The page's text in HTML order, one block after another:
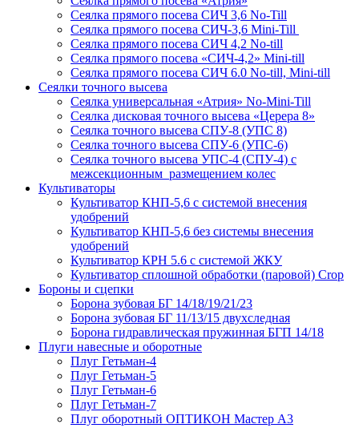
Сеялка прямого посева СИЧ 3,6 No-Till
Сеялка прямого посева СИЧ-3,6 Mini-Till
Сеялка прямого посева СИЧ 4,2 No-till
Сеялка прямого посева «СИЧ-4,2» Mini-till
Сеялка прямого посева СИЧ 6.0 No-till, Mini-till
Сеялки точного высева
Сеялка универсальная «Атрия» No-Mini-Till
Сеялка дисковая точного высева «Церера 8»
Сеялка точного высева СПУ-8 (УПС 8)
Сеялка точного высева СПУ-6 (УПС-6)
Сеялка точного высева УПС-4 (СПУ-4) с
межсекционным размещением колес
Культиваторы
Культиватор КНП-5,6 с системой внесения
удобрений
Культиватор КНП-5,6 без системы внесения
удобрений
Культиватор КРН 5.6 с системой ЖКУ
Культиватор сплошной обработки (паровой) Crop
Бороны и сцепки
Борона зубовая БГ 14/18/19/21/23
Борона зубовая БГ 11/13/15 двухследная
Борона гидравлическая пружинная БГП 14/18
Плуги навесные и оборотные
Плуг Гетьман-4
Плуг Гетьман-5
Плуг Гетьман-6
Плуг Гетьман-7
Плуг оборотный ОПТИКОН Мастер А3